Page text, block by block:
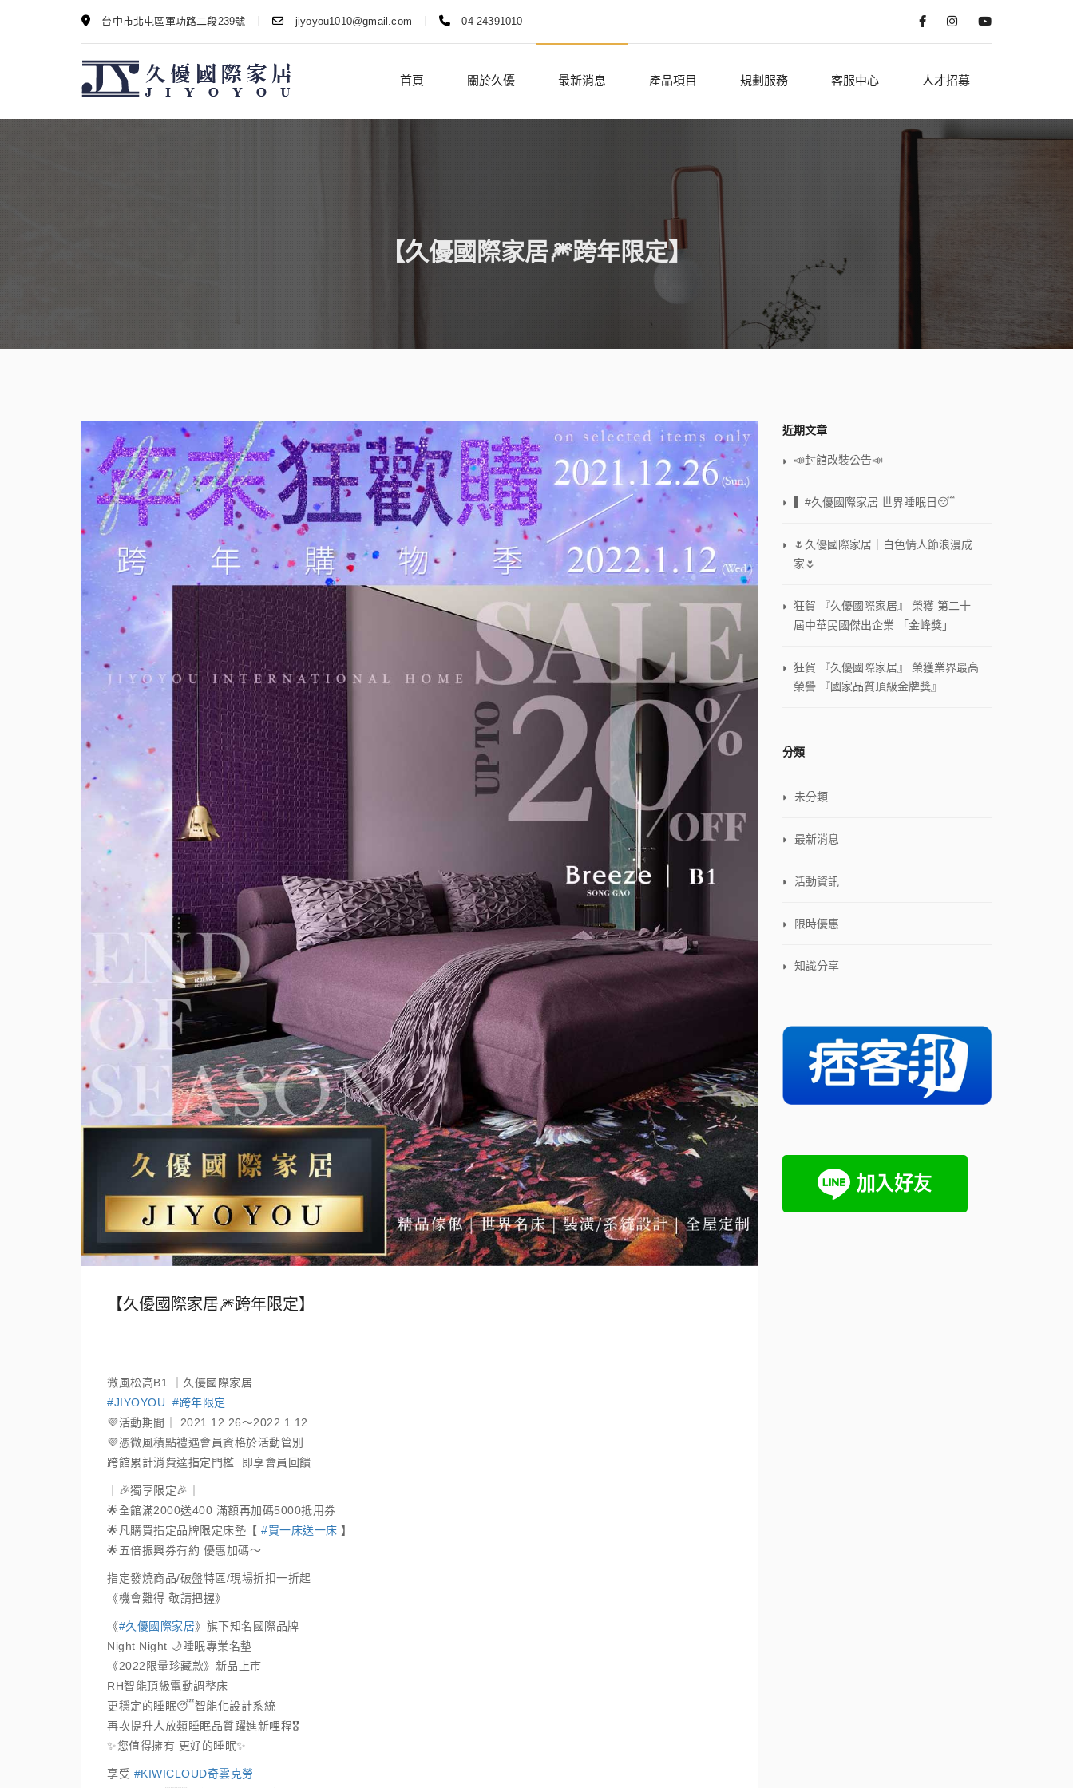
台中市北屯區軍功路二段239號 jiyoyou1010@gmail.com 04-24391010
首頁 關於久優 最新消息 產品項目 規劃服務 客服中心 人才招募
【久優國際家居🎆跨年限定】
【久優國際家居🎆跨年限定】
微風松高B1 ｜久優國際家居
#JIYOYOU #跨年限定
💜活動期間｜ 2021.12.26～2022.1.12
💜憑微風積點禮遇會員資格於活動管別
跨館累計消費達指定門檻 即享會員回饋
｜🎉獨享限定🎉｜
🌟全館滿2000送400 滿額再加碼5000抵用券
🌟凡購買指定品牌限定床墊【 #買一床送一床 】
🌟五倍振興券有約 優惠加碼～
指定發燒商品/破盤特區/現場折扣一折起
《機會難得 敬請把握》
《#久優國際家居》旗下知名國際品牌
Night Night 🌙睡眠專業名墊
《2022限量珍藏款》新品上市
RH智能頂級電動調整床
更穩定的睡眠😴智能化設計系統
再次提升人放類睡眠品質躍進新哩程🎖
✨您值得擁有 更好的睡眠✨
享受 #KIWICLOUD奇雲克勞
近期文章
📣封館改裝公告📣
▍#久優國際家居 世界睡眠日😴
🌷久優國際家居｜白色情人節浪漫成
家🌷
狂賀 『久優國際家居』 榮獲 第二十
屆中華民國傑出企業 「金峰獎」
狂賀 『久優國際家居』 榮獲業界最高
榮譽 『國家品質頂級金牌獎』
分類
未分類
最新消息
活動資訊
限時優惠
知識分享